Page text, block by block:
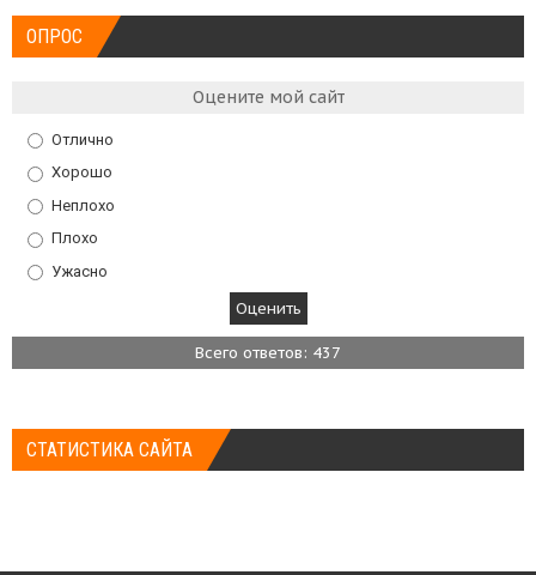
ОПРОС
Оцените мой сайт
Отлично
Хорошо
Неплохо
Плохо
Ужасно
Всего ответов: 437
СТАТИСТИКА САЙТА